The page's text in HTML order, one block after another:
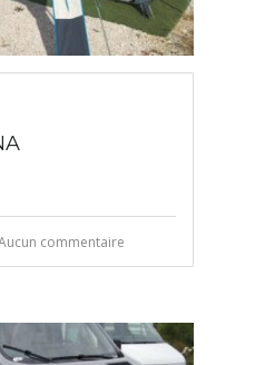
commentaire